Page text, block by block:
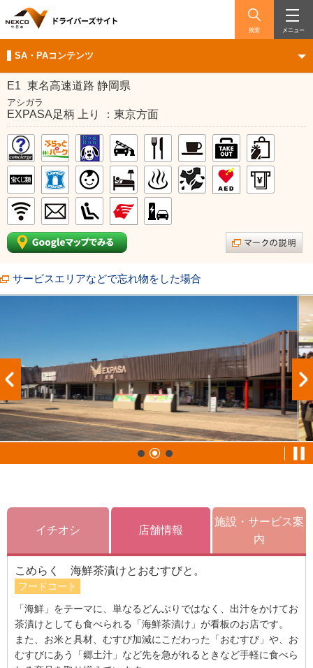
検索 メニュー
SA・PAコンテンツ
E1 東名高速道路 静岡県
アシガラ
EXPASA足柄 上り ：東京方面
サービスエリアなどで忘れ物をした場合
イチオシ 店舗情報
施設・サービス案
内
こめらく 海鮮茶漬けとおむすびと。
フードコート
「海鮮」をテーマに、単なるどんぶりではなく、出汁をかけてお
茶漬けとしても食べられる「海鮮茶漬け」が看板のお店です。
また、お米と具材、むすび加減にこだわった「おむすび」や、お
むすびにあう「郷土汁」など先を急がれるときなど手軽に食べら